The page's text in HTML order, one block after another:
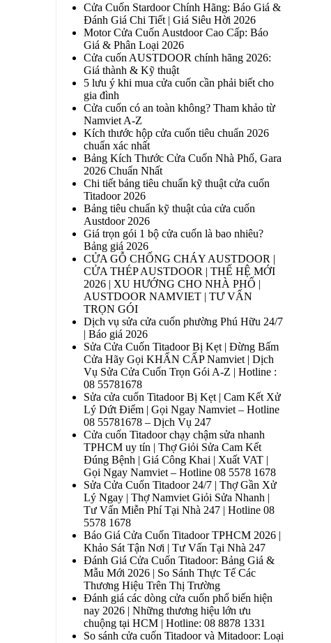
Cửa Cuốn Stardoor Chính Hãng: Báo Giá &
Đánh Giá Chi Tiết | Giá Siêu Hời 2026
Motor Cửa Cuốn Austdoor Cao Cấp: Báo
Giá & Phân Loại 2026
Cửa cuốn AUSTDOOR chính hãng 2026:
Giá thành & Kỹ thuật
5 lưu ý khi mua cửa cuốn cần phải biết cho
gia đình
Cửa cuốn có an toàn không? Tham khảo từ
Namviet A-Z
Kích thước hộp cửa cuốn tiêu chuẩn 2026
chuẩn xác nhất
Bảng Kích Thước Cửa Cuốn Nhà Phố, Gara
2026 Chuẩn Nhất
Chi tiết bảng tiêu chuẩn kỹ thuật cửa cuốn
Titadoor 2026
Bảng tiêu chuẩn kỹ thuật của cửa cuốn
Austdoor 2026
Giá trọn gói 1 bộ cửa cuốn là bao nhiêu?
Bảng giá 2026
CỬA GỖ CHỐNG CHÁY AUSTDOOR |
CỬA THÉP AUSTDOOR | THẾ HỆ MỚI
2026 | XU HƯỚNG CHO NHÀ PHỐ |
AUSTDOOR NAMVIET | TƯ VẤN
TRỌN GÓI
Dịch vụ sửa cửa cuốn phường Phú Hữu 24/7
| Báo giá 2026
Sửa Cửa Cuốn Titadoor Bị Kẹt | Đừng Bấm
Cửa Hãy Gọi KHẨN CẤP Namviet | Dịch
Vụ Sửa Cửa Cuốn Trọn Gói A-Z | Hotline :
08 55781678
Sửa cửa cuốn Titadoor Bị Kẹt | Cam Kết Xử
Lý Dứt Điểm | Gọi Ngay Namviet – Hotline
08 55781678 – Dịch Vụ 247
Cửa cuốn Titadoor chạy chậm sửa nhanh
TPHCM uy tín | Thợ Giỏi Sửa Cam Kết
Đúng Bệnh | Giá Công Khai | Xuất VAT |
Gọi Ngay Namviet – Hotline 08 5578 1678
Sửa Cửa Cuốn Titadoor 24/7 | Thợ Gần Xử
Lý Ngay | Thợ Namviet Giỏi Sửa Nhanh |
Tư Vấn Miễn Phí Tại Nhà 247 | Hotline 08
5578 1678
Báo Giá Cửa Cuốn Titadoor TPHCM 2026 |
Khảo Sát Tận Nơi | Tư Vấn Tại Nhà 247
Đánh Giá Cửa Cuốn Titadoor: Bảng Giá &
Mẫu Mới 2026 | So Sánh Thực Tế Các
Thương Hiệu Trên Thị Trường
Đánh giá các dòng cửa cuốn phổ biến hiện
nay 2026 | Những thương hiệu lớn ưu
chuộng tại HCM | Hotline: 08 8878 1331
So sánh cửa cuốn Titadoor và Mitadoor: Loại